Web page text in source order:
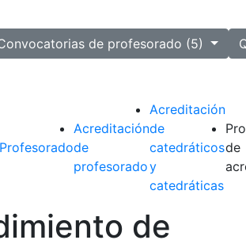
de profesorado (5)
Profesorado
Acreditación
de
profesorado
Acreditación
de
catedráticos
y
catedráticas
de
de